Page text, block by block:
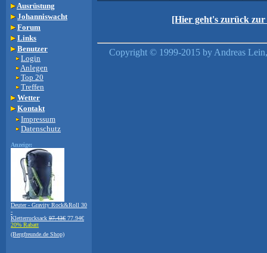
Ausrüstung
Johanniswacht
Forum
Links
Benutzer
Login
Anlegen
Top 20
Treffen
Wetter
Kontakt
Impressum
Datenschutz
Anzeige:
Deuter - Gravity Rock&Roll 30
-
Kletterrucksack 97.43€ 77.94€
20% Rabatt
(Bergfreunde.de Shop)
[Hier geht's zurück zur
Copyright © 1999-2015 by Andreas